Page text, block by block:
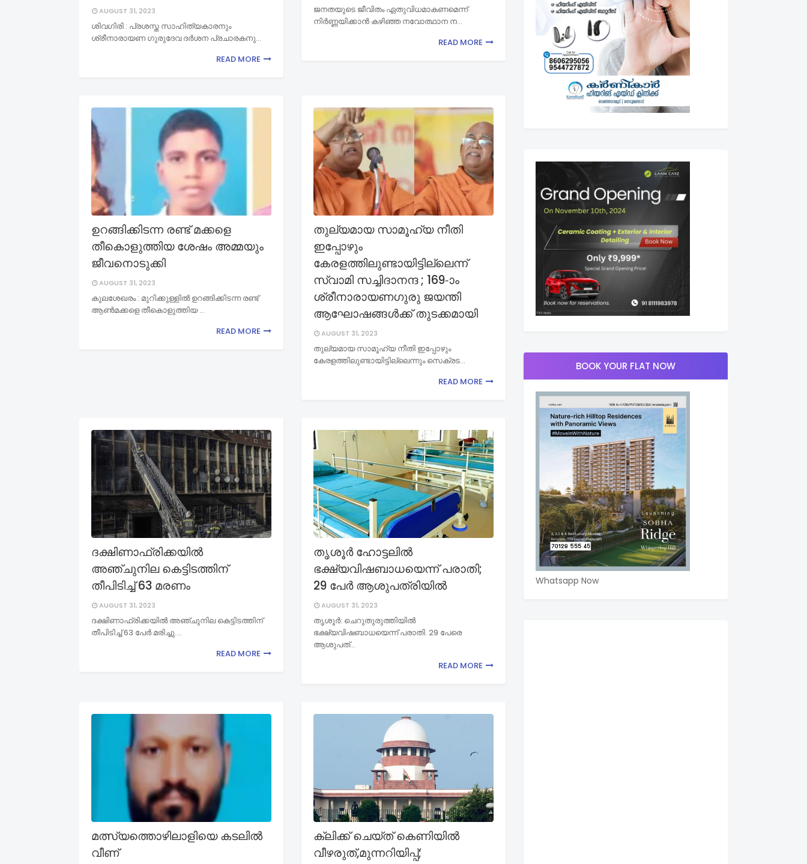
AUGUST 31, 2023
ശിവഗിരി : പ്രശസ്ത സാഹിത്യകാരനും
ശ്രീനാരായണ ഗുരുദേവ ദര്‍ശന പ്രചാരകനു…
READ MORE
ജനതയുടെ ജീവിതം ഏതുവിധമാകണമെന്ന്
നിര്‍ണ്ണയിക്കാന്‍ കഴിഞ്ഞ നവോത്ഥാന ന…
READ MORE
ഉറങ്ങിക്കിടന്ന രണ്ട് മക്കളെ
തീകൊളുത്തിയ ശേഷം അമ്മയും
ജീവനൊടുക്കി
AUGUST 31, 2023
കുലശേഖരം : മുറിക്കുള്ളിൽ ഉറങ്ങിക്കിടന്ന രണ്ട്
ആൺമക്കളെ തീകൊളുത്തിയ …
READ MORE
തുല്യമായ സാമൂഹ്യ നീതി
ഇപ്പോഴും
കേരളത്തിലുണ്ടായിട്ടില്ലെന്ന്
സ്വാമി സച്ചിദാനന്ദ ; 169-ാം
ശ്രീനാരായണഗുരു ജയന്തി
ആഘോഷങ്ങൾക്ക് തുടക്കമായി
AUGUST 31, 2023
തുല്യമായ സാമൂഹ്യ നീതി ഇപ്പോഴും
കേരളത്തിലുണ്ടായിട്ടില്ലെന്നും സെക്രട…
READ MORE
ദക്ഷിണാഫ്രിക്കയിൽ
അഞ്ചുനില കെട്ടിടത്തിന്
തീപിടിച്ച് 63 മരണം
AUGUST 31, 2023
ദക്ഷിണാഫ്രിക്കയിൽ അഞ്ചുനില കെട്ടിടത്തിന്
തീപിടിച്ച് 63 പേർ മരിച്ചു.…
READ MORE
തൃശൂര്‍ ഹോട്ടലില്‍
ഭക്ഷ്യവിഷബാധയെന്ന് പരാതി;
29 പേര്‍ ആശുപത്രിയില്‍
AUGUST 31, 2023
തൃശൂര്‍: ചെറുതുരുത്തിയില്‍
ഭക്ഷ്യവിഷബാധയെന്ന് പരാതി. 29 പേരെ
ആശുപത്…
READ MORE
മത്സ്യത്തൊഴിലാളിയെ കടലിൽ
വീണ്
ക്ലിക്ക് ചെയ്‌ത്‌ കെണിയിൽ
വീഴരുത്,മുന്നറിയിപ്പ്;
BOOK YOUR FLAT NOW
Whatsapp Now